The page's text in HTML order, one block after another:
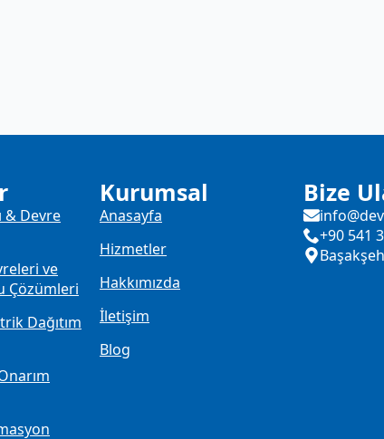
& Devre
ve
Çözümleri
Dağıtım
Kurumsal
Anasayfa
Hizmetler
Hakkımızda
İletişim
Blog
Bize
+90 541